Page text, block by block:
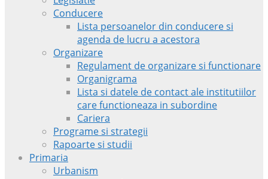
Conducere
Lista persoanelor din conducere si
agenda de lucru a acestora
Organizare
Regulament de organizare si functionare
Organigrama
Lista si datele de contact ale institutiilor
care functioneaza in subordine
Cariera
Programe si strategii
Rapoarte si studii
Primaria
Urbanism